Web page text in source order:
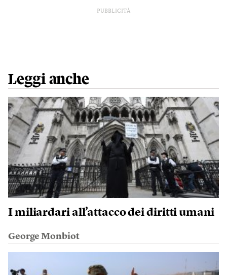
PUBBLICITÀ
Leggi anche
I miliardari all’attacco dei diritti umani
George Monbiot